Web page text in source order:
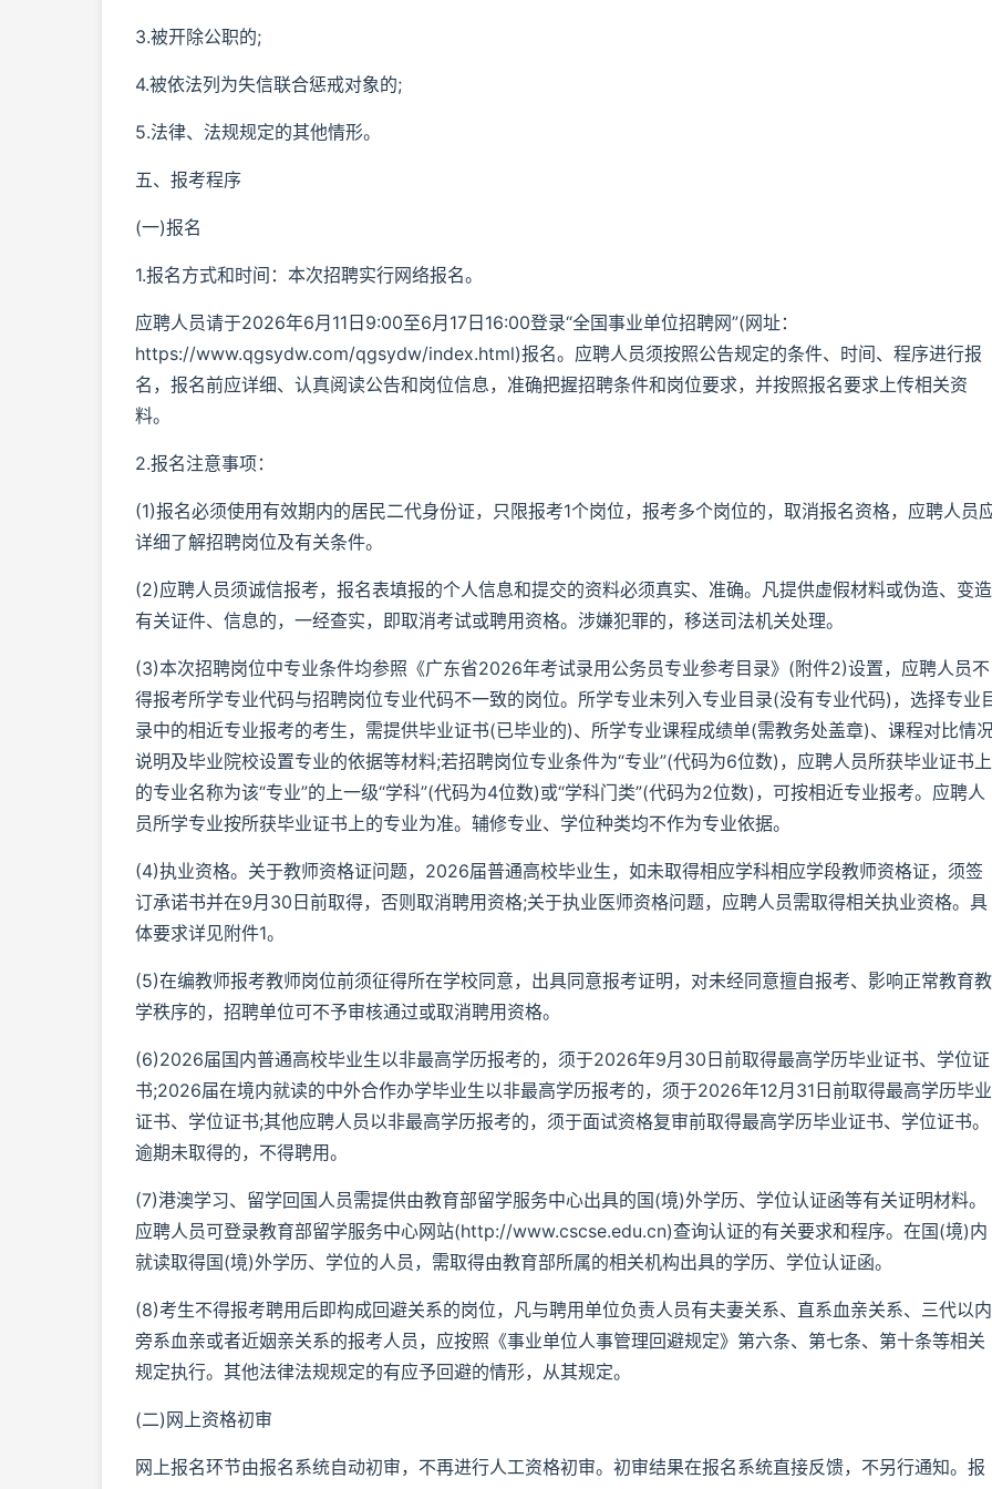
3.被开除公职的;
4.被依法列为失信联合惩戒对象的;
5.法律、法规规定的其他情形。
五、报考程序
(一)报名
1.报名方式和时间：本次招聘实行网络报名。
应聘人员请于2026年6月11日9:00至6月17日16:00登录“全国事业单位招聘网”(网址：
https://www.qgsydw.com/qgsydw/index.html)报名。应聘人员须按照公告规定的条件、时间、程序进行报
名，报名前应详细、认真阅读公告和岗位信息，准确把握招聘条件和岗位要求，并按照报名要求上传相关资
料。
2.报名注意事项：
(1)报名必须使用有效期内的居民二代身份证，只限报考1个岗位，报考多个岗位的，取消报名资格，应聘人员
详细了解招聘岗位及有关条件。
(2)应聘人员须诚信报考，报名表填报的个人信息和提交的资料必须真实、准确。凡提供虚假材料或伪造、变造
有关证件、信息的，一经查实，即取消考试或聘用资格。涉嫌犯罪的，移送司法机关处理。
(3)本次招聘岗位中专业条件均参照《广东省2026年考试录用公务员专业参考目录》(附件2)设置，应聘人员不
得报考所学专业代码与招聘岗位专业代码不一致的岗位。所学专业未列入专业目录(没有专业代码)，选择专业
录中的相近专业报考的考生，需提供毕业证书(已毕业的)、所学专业课程成绩单(需教务处盖章)、课程对比情
说明及毕业院校设置专业的依据等材料;若招聘岗位专业条件为“专业”(代码为6位数)，应聘人员所获毕业证书上
的专业名称为该“专业”的上一级“学科”(代码为4位数)或“学科门类”(代码为2位数)，可按相近专业报考。应聘人
员所学专业按所获毕业证书上的专业为准。辅修专业、学位种类均不作为专业依据。
(4)执业资格。关于教师资格证问题，2026届普通高校毕业生，如未取得相应学科相应学段教师资格证，须签
订承诺书并在9月30日前取得，否则取消聘用资格;关于执业医师资格问题，应聘人员需取得相关执业资格。具
体要求详见附件1。
(5)在编教师报考教师岗位前须征得所在学校同意，出具同意报考证明，对未经同意擅自报考、影响正常教育教
学秩序的，招聘单位可不予审核通过或取消聘用资格。
(6)2026届国内普通高校毕业生以非最高学历报考的，须于2026年9月30日前取得最高学历毕业证书、学位证
书;2026届在境内就读的中外合作办学毕业生以非最高学历报考的，须于2026年12月31日前取得最高学历毕业
证书、学位证书;其他应聘人员以非最高学历报考的，须于面试资格复审前取得最高学历毕业证书、学位证书。
逾期未取得的，不得聘用。
(7)港澳学习、留学回国人员需提供由教育部留学服务中心出具的国(境)外学历、学位认证函等有关证明材料。
应聘人员可登录教育部留学服务中心网站(http://www.cscse.edu.cn)查询认证的有关要求和程序。在国(境)内
就读取得国(境)外学历、学位的人员，需取得由教育部所属的相关机构出具的学历、学位认证函。
(8)考生不得报考聘用后即构成回避关系的岗位，凡与聘用单位负责人员有夫妻关系、直系血亲关系、三代以内
旁系血亲或者近姻亲关系的报考人员，应按照《事业单位人事管理回避规定》第六条、第七条、第十条等相关
规定执行。其他法律法规规定的有应予回避的情形，从其规定。
(二)网上资格初审
网上报名环节由报名系统自动初审，不再进行人工资格初审。初审结果在报名系统直接反馈，不另行通知。报